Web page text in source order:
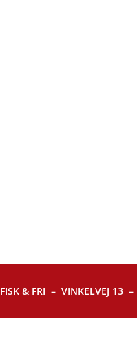
FISK & FRI – VINKELVEJ 13